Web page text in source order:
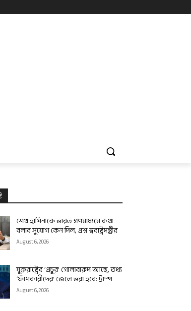
শেখ হাসিনাকে ভারত গণমাধ্যমে কথা
বলার সুযোগ কেন দিল, প্রশ্ন স্বরাষ্ট্রমন্ত্রীর
August 6, 2026
যুক্তরাষ্ট্রের ‘প্রচুর’ গোলাবারুদ আছে, তথ্য
‘ফাঁসকারীদের’ জেলে ভরা হবে: ট্রাম্প
August 6, 2026